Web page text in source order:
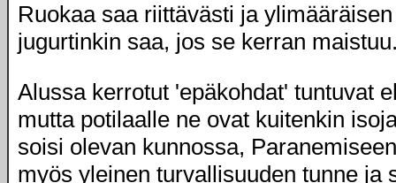
Ruokaa saa riittävästi ja
jugurtinkin saa, jos se kerran
Alussa kerrotut 'epäkohdat' tuntuvat
mutta potilaalle ne ovat kuitenkin
soisi olevan kunnossa,
myös yleinen turvallisuuden tunne ja